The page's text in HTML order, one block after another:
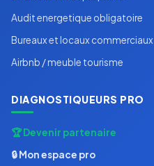
Audit energetique obligatoire
Bureaux et locaux commerciaux
Airbnb / meuble tourisme
DIAGNOSTIQUEURS PRO
🏆 Devenir partenaire
🔒 Mon espace pro